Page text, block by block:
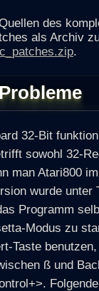
des
als Archiv
.
32-Bit
sowohl 32-
man Atari800
wurde unter
Programm
Modus zu
Taste
ß und